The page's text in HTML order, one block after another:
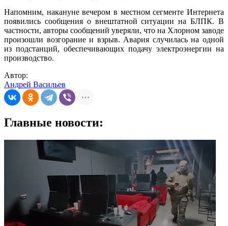
Напомним, накануне вечером в местном сегменте Интернета
появились сообщения о внештатной ситуации на БЛПК. В
частности, авторы сообщений уверяли, что на Хлорном заводе
произошли возгорание и взрыв. Авария случилась на одной
из подстанций, обеспечивающих подачу электроэнергии на
производство.
Автор:
Андрей Васильев
Главные новости: